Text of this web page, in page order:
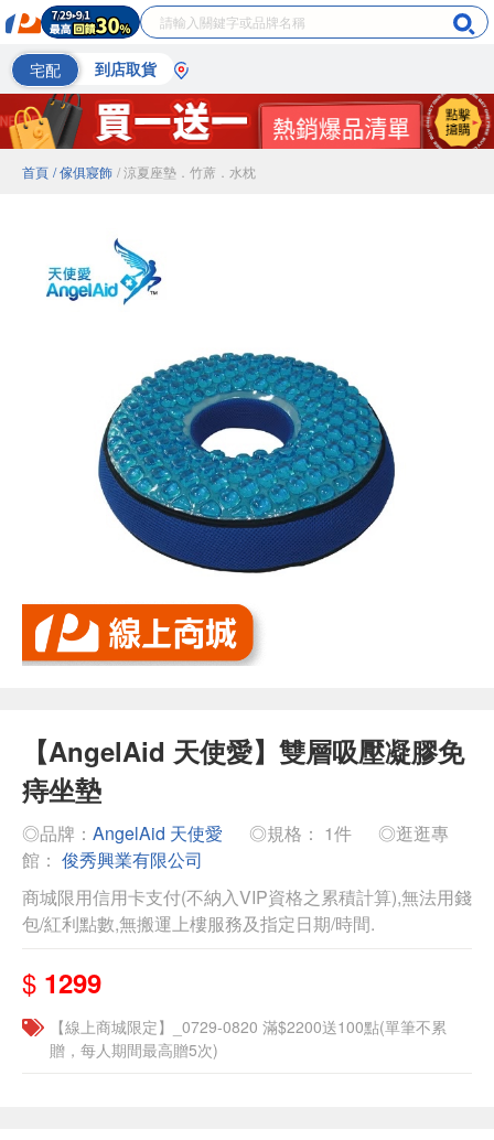
宅配 到店取貨
首頁 / 傢俱寢飾 / 涼夏座墊．竹蓆．水枕
【AngelAid 天使愛】雙層吸壓凝膠免
痔坐墊
◎品牌： AngelAid 天使愛 ◎規格： 1件
◎逛逛專
館： 俊秀興業有限公司
商城限用信用卡支付(不納入VIP資格之累積計算),無法用錢
包/紅利點數,無搬運上樓服務及指定日期/時間.
$ 1299
【線上商城限定】_0729-0820 滿$2200送100點(單筆不累
贈，每人期間最高贈5次)